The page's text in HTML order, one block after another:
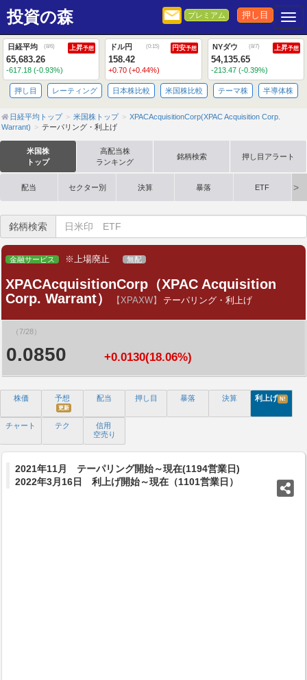
投資の森 プレミアム 押し目
日経平均 (8/6) 上昇予想
65,683.26
-617.18 (-0.93%)
ドル円 (0:15) 円安予想
158.42
+0.70 (+0.44%)
NYダウ (8/7) 上昇予想
54,135.65
-213.47 (-0.39%)
押し目 レーティング 日本株比較 米国株比較 テーマ株 半導体株
日経平均トップ 米国株トップ
XPACAcquisitionCorp(XPAC Acquisition Corp.
Warrant)
テーパリング・利上げ
米国株
トップ
高配当株
ランキング
銘柄検索 押し目アラート
配当 セクター別 決算 暴落 ETF
銘柄検索
金融サービス ※上場廃止 無配
XPACAcquisitionCorp（XPAC Acquisition
Corp. Warrant）
【XPAXW】 テーパリング・利上げ
（7/28）
0.0850 +0.0130(18.06%)
株価 予想
更新
配当 押し目 暴落 決算 利上げ N!
チャート テク
信用
空売り
2021年11月 テーパリング開始～現在(1194営業日)
2022年3月16日 利上げ開始～現在（1101営業日）